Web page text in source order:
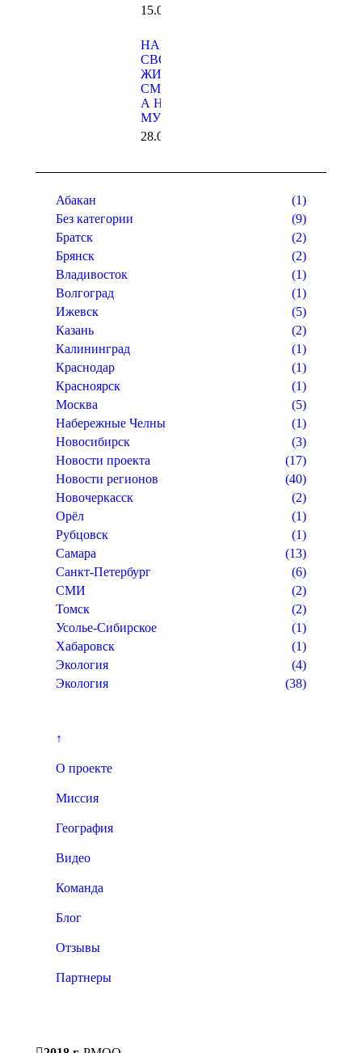
15.05.2019
НАПОЛНИ
СВОЮ
ЖИЗНЬ
СМЫСЛОМ,
А НЕ
МУСОРОМ
28.03.2019
Абакан
(1)
Без категории
(9)
Братск
(2)
Брянск
(2)
Владивосток
(1)
Волгоград
(1)
Ижевск
(5)
Казань
(2)
Калининград
(1)
Краснодар
(1)
Красноярск
(1)
Москва
(5)
Набережные Челны
(1)
Новосибирск
(3)
Новости проекта
(17)
Новости регионов
(40)
Новочеркасск
(2)
Орёл
(1)
Рубцовск
(1)
Самара
(13)
Санкт-Петербург
(6)
СМИ
(2)
Томск
(2)
Усолье-Сибирское
(1)
Хабаровск
(1)
Экология
(4)
Экология
(38)
↑
О проекте
Миссия
География
Видео
Команда
Блог
Отзывы
Партнеры